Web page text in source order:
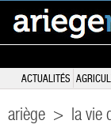
ACTUALITÉS
ariège > la vie